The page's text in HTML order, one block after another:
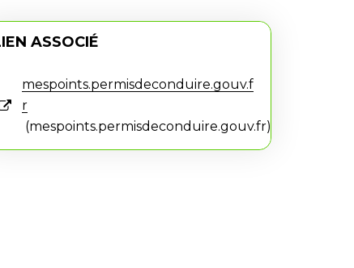
ASSOCIÉ
mespoints.permisdeconduire.gouv.f
r
mespoints.permisdeconduire.gouv.fr